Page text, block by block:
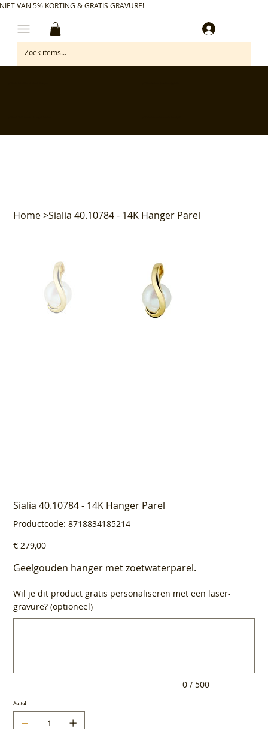
VAN 5% KORTING & GRATIS GRAVURE!
Home>Sialia 40.10784 - 14K Hanger Parel
Sialia 40.10784 - 14K Hanger Parel
Productcode: Productcode
8718834185214
8718834185214
Prijs
€ 279,00
Geelgouden hanger met zoetwaterparel.
Wil je dit product gratis personaliseren met een laser-
gravure? (optioneel)
0 / 500
Aantal